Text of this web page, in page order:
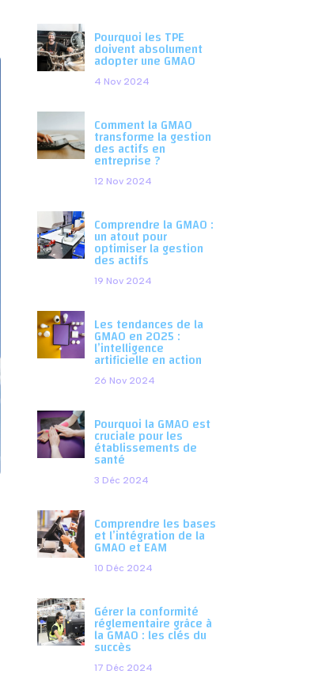
Pourquoi les TPE
doivent absolument
adopter une GMAO
4 Nov 2024
Comment la GMAO
transforme la gestion
des actifs en
entreprise ?
12 Nov 2024
Comprendre la GMAO :
un atout pour
optimiser la gestion
des actifs
19 Nov 2024
Les tendances de la
GMAO en 2025 :
l’intelligence
artificielle en action
26 Nov 2024
Pourquoi la GMAO est
cruciale pour les
établissements de
santé
3 Déc 2024
Comprendre les bases
et l’intégration de la
GMAO et EAM
10 Déc 2024
Gérer la conformité
réglementaire grâce à
la GMAO : les clés du
succès
17 Déc 2024